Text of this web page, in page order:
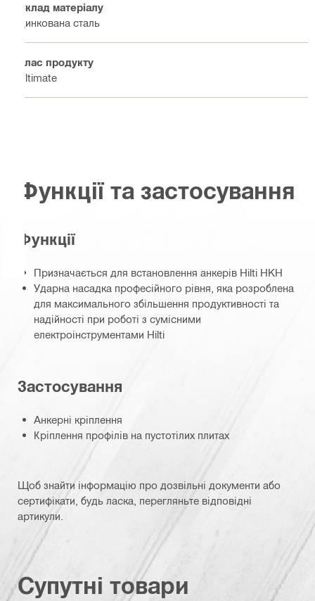
Склад матеріалу
Цинкована сталь
Клас продукту
Ultimate
Функції та застосування
Функції
Призначається для встановлення анкерів Hilti HKH
Ударна насадка професійного рівня, яка розроблена
для максимального збільшення продуктивності та
надійності при роботі з сумісними
електроінструментами Hilti
Застосування
Анкерні кріплення
Кріплення профілів на пустотілих плитах
Щоб знайти інформацію про дозвільні документи або
сертифікати, будь ласка, перегляньте відповідні
артикули.
Супутні товари